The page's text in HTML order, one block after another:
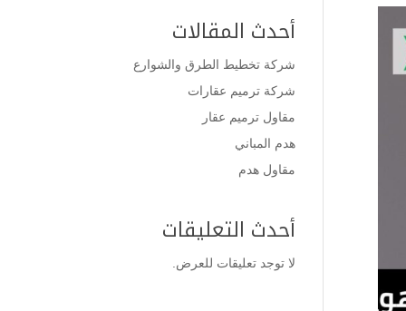
أحدث المقالات
شركة تخطيط الطرق والشوارع
شركة ترميم عقارات
مقاول ترميم عقار
هدم المباني
مقاول هدم
أحدث التعليقات
لا توجد تعليقات للعرض.